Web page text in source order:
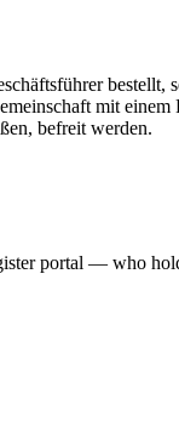
mit
befreit werden.
portal — who